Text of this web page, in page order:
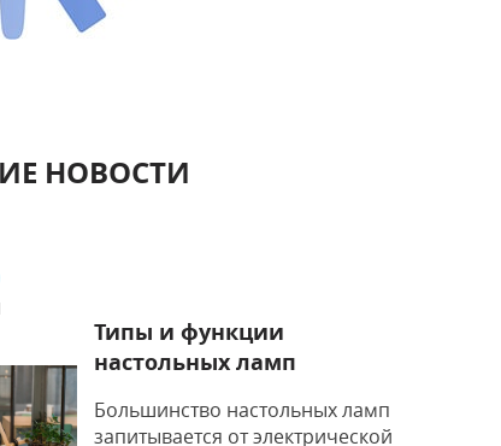
НОВОСТИ
Типы и функции
настольных ламп
Большинство настольных ламп
запитывается от электрической